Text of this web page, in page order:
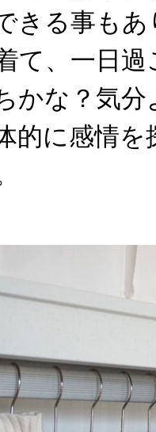
きる事も
て、一日
かな？気
的に感情